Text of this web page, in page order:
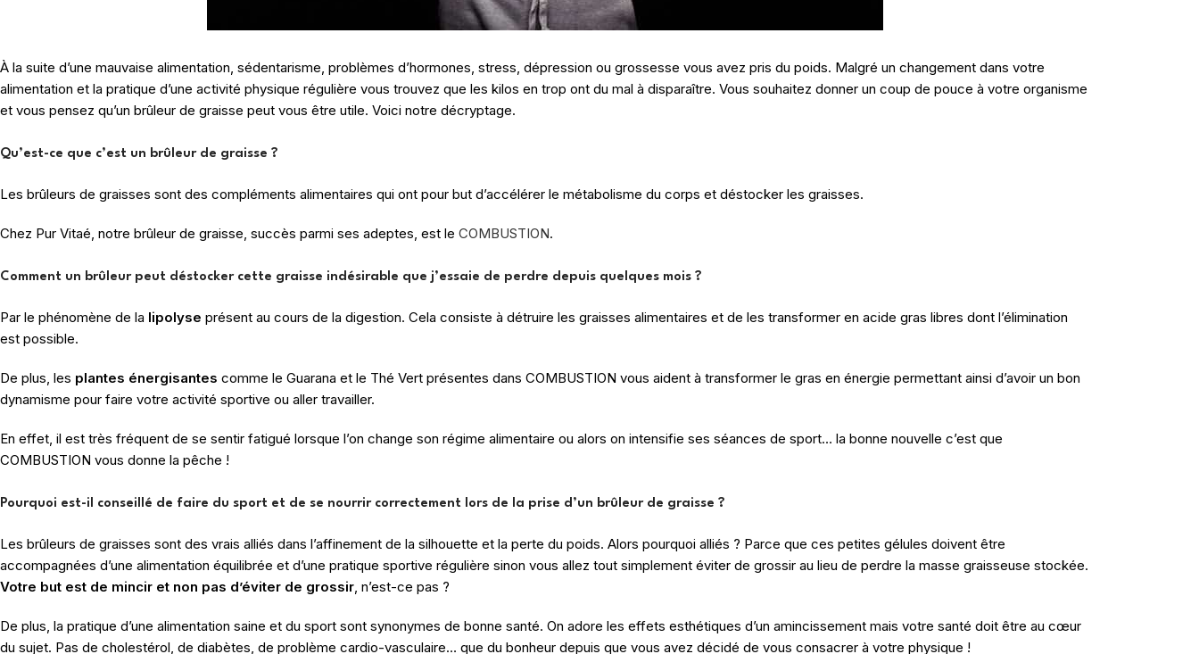
pratiques vous aideront à atteindre
À la suite d’une mauvaise alimentation, sédentarisme, problèmes d’hormones, stress, dépression ou grossesse vous avez pris du poids. Malgré un changement dans votre
alimentation et la pratique d’une activité physique régulière vous trouvez que les kilos en trop ont du mal à disparaître. Vous souhaitez donner un coup de pouce à votre organisme
et vous pensez qu’un brûleur de graisse peut vous être utile. Voici notre décryptage.
Qu’est-ce que c’est un brûleur de graisse ?
Les brûleurs de graisses sont des compléments alimentaires qui ont pour but d’accélérer le métabolisme du corps et déstocker les graisses.
Chez Pur Vitaé, notre brûleur de graisse, succès parmi ses adeptes, est le COMBUSTION.
Comment un brûleur peut déstocker cette graisse indésirable que j’essaie de perdre depuis quelques mois ?
Par le phénomène de la lipolyse présent au cours de la digestion. Cela consiste à détruire les graisses alimentaires et de les transformer en acide gras libres dont l’élimination
est possible.
De plus, les plantes énergisantes comme le Guarana et le Thé Vert présentes dans COMBUSTION vous aident à transformer le gras en énergie permettant ainsi d’avoir un bon
dynamisme pour faire votre activité sportive ou aller travailler.
En effet, il est très fréquent de se sentir fatigué lorsque l’on change son régime alimentaire ou alors on intensifie ses séances de sport… la bonne nouvelle c’est que
COMBUSTION vous donne la pêche !
Pourquoi est-il conseillé de faire du sport et de se nourrir correctement lors de la prise d’un brûleur de graisse ?
Les brûleurs de graisses sont des vrais alliés dans l’affinement de la silhouette et la perte du poids. Alors pourquoi alliés ? Parce que ces petites gélules doivent être
accompagnées d’une alimentation équilibrée et d’une pratique sportive régulière sinon vous allez tout simplement éviter de grossir au lieu de perdre la masse graisseuse stockée.
Votre but est de mincir et non pas d’éviter de grossir, n’est-ce pas ?
De plus, la pratique d’une alimentation saine et du sport sont synonymes de bonne santé. On adore les effets esthétiques d’un amincissement mais votre santé doit être au cœur
du sujet. Pas de cholestérol, de diabètes, de problème cardio-vasculaire… que du bonheur depuis que vous avez décidé de vous consacrer à votre physique !